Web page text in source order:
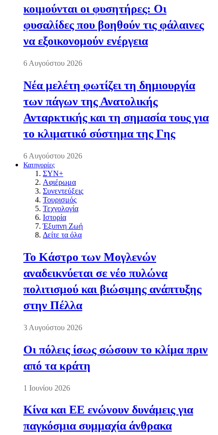
κοιμούνται οι φυσητήρες: Οι
φυσαλίδες που βοηθούν τις φάλαινες
να εξοικονομούν ενέργεια
6 Αυγούστου 2026
Νέα μελέτη φωτίζει τη δημιουργία
των πάγων της Ανατολικής
Ανταρκτικής και τη σημασία τους για
το κλιματικό σύστημα της Γης
6 Αυγούστου 2026
Κατηγορίες
ΣΥΝ+
Αφιέρωμα
Συνεντεύξεις
Τουρισμός
Τεχνολογία
Ιστορία
Έξυπνη Ζωή
Δείτε τα όλα
Το Κάστρο των Μογλενών
αναδεικνύεται σε νέο πυλώνα
πολιτισμού και βιώσιμης ανάπτυξης
στην Πέλλα
3 Αυγούστου 2026
Οι πόλεις ίσως σώσουν το κλίμα πριν
από τα κράτη
1 Ιουνίου 2026
Κίνα και ΕΕ ενώνουν δυνάμεις για
παγκόσμια συμμαχία άνθρακα